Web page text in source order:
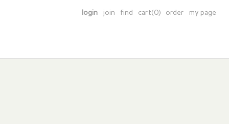
login join find cart(0) order my page